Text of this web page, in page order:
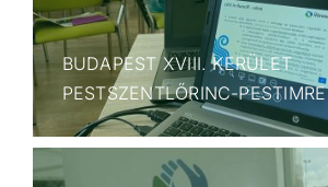
BUDAPEST XVIII. KERÜLET
PESTSZENTLŐRINC-PESTIMRE